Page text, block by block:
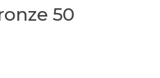
50